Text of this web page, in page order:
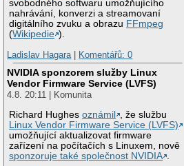
svobodného softwaru umožňujícího
nahrávání, konverzi a streamovaní
digitálního zvuku a obrazu FFmpeg
(Wikipedie ).
Ladislav Hagara
Komentářů: 0
NVIDIA sponzorem služby Linux
Vendor Firmware Service (LVFS)
4.8. 20:11 | Komunita
Richard Hughesoznámil
, že službu
Linux Vendor Firmware Service (LVFS)
umožňující aktualizovat firmware
zařízení na počítačích s Linuxem, nově
sponzoruje také společnost NVIDIA .